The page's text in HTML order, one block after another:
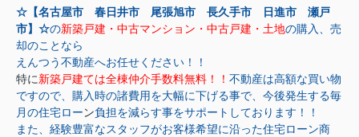
☆【名古屋市 春日井市 尾張旭市 長久手市 日進市 瀬戸
市】☆の新築戸建・中古マンション・中古戸建・土地の購入、売
却のことなら
えんつう不動産へお任せください！！
特に新築戸建ては全棟仲介手数料無料！！ 不動産は高額な買い物
ですので、購入時の諸費用を大幅に下げる事で、今後発生する毎
月の住宅ローン負担を減らす事をサポートしております！！
また、経験豊富なスタッフがお客様希望に沿った住宅ローン商